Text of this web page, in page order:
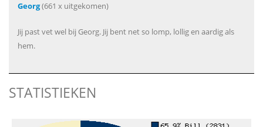
Georg(661 x uitgekomen)
Jij past vet wel bij Georg. Jij bent net so lomp, lollig en aardig als
hem.
STATISTIEKEN